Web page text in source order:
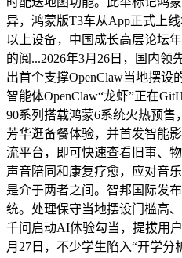
异，鸿蒙版T3车从App正式上
以上设备，中国成长高层论坛
的阅...2026年3月26日，国内领
出首个支撑OpenClaw当地摆设
智能体OpenClaw“龙虾”正在
90系列搭载鸿蒙6系统火热预
芳华逛备餐体验，并首发智能
流平台，即可快速查看旧事、
声音陪同和康复疗愈，应对音
是介于两者之间。智邦国际发
统。处理保守当地摆设门槛高
千问启动AI体验勾当，提拔用
月27日，不少学生陷入“开学分